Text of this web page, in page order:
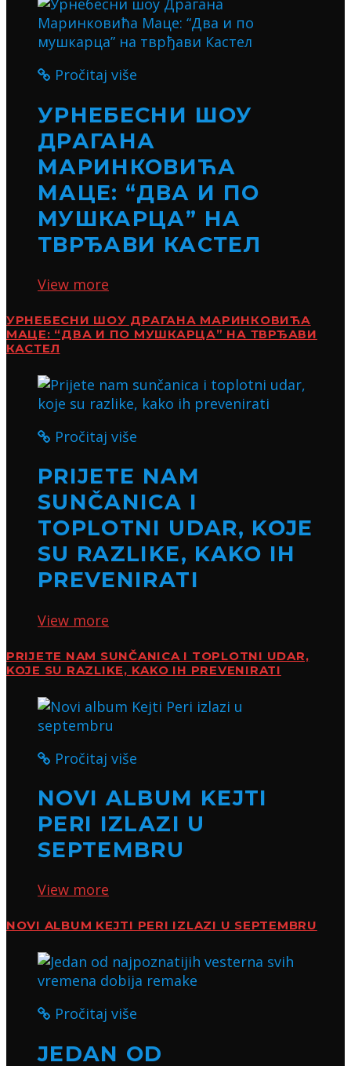
Pročitaj više
УРНЕБЕСНИ ШОУ
ДРАГАНА
МАРИНКОВИЋА
МАЦЕ: “ДВА И ПО
МУШКАРЦА” НА
ТВРЂАВИ КАСТЕЛ
View more
УРНЕБЕСНИ ШОУ ДРАГАНА МАРИНКОВИЋА
МАЦЕ: “ДВА И ПО МУШКАРЦА” НА ТВРЂАВИ
КАСТЕЛ
Pročitaj više
PRIJETE NAM
SUNČANICA I
TOPLOTNI UDAR, KOJE
SU RAZLIKE, KAKO IH
PREVENIRATI
View more
PRIJETE NAM SUNČANICA I TOPLOTNI UDAR,
KOJE SU RAZLIKE, KAKO IH PREVENIRATI
Pročitaj više
NOVI ALBUM KEJTI
PERI IZLAZI U
SEPTEMBRU
View more
NOVI ALBUM KEJTI PERI IZLAZI U SEPTEMBRU
Pročitaj više
JEDAN OD